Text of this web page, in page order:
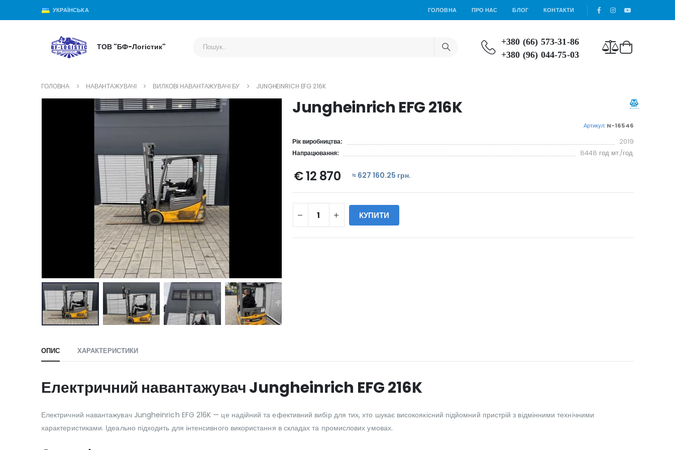
УКРАЇНСЬКА ГОЛОВНА ПРО НАС БЛОГ КОНТАКТИ
ТОВ "БФ-Логістик"
+380 (66) 573-31-86
+380 (96) 044-75-03
ГОЛОВНА НАВАНТАЖУВАЧІ ВИЛКОВІ НАВАНТАЖУВАЧІ БУ JUNGHEINRICH EFG 216K
Jungheinrich EFG 216K
Артикул: N-16546
Рік виробництва: 2019
Напрацювання: 8448 год мт./год.
€ 12 870 ≈ 627 160.25 грн.
КУПИТИ
ОПИС ХАРАКТЕРИСТИКИ
Електричний навантажувач Jungheinrich EFG 216K
Електричний навантажувач Jungheinrich EFG 216K — це надійний та ефективний вибір для тих, хто шукає високоякісний підйомний пристрій з відмінними технічними
характеристиками. Ідеально підходить для інтенсивного використання в складах та промислових умовах.